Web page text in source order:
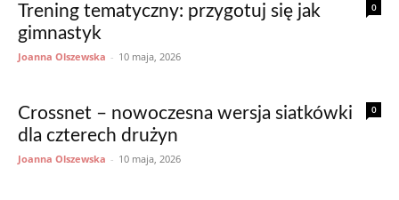
0
Trening tematyczny: przygotuj się jak
gimnastyk
Joanna Olszewska - 10 maja, 2026
0
Crossnet – nowoczesna wersja siatkówki
dla czterech drużyn
Joanna Olszewska - 10 maja, 2026